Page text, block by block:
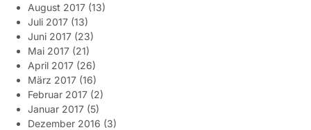
August 2017 (13)
Juli 2017 (13)
Juni 2017 (23)
Mai 2017 (21)
April 2017 (26)
März 2017 (16)
Februar 2017 (2)
Januar 2017 (5)
Dezember 2016 (3)